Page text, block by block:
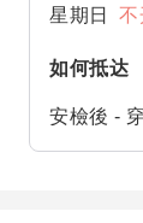
星期日
不
如何抵达
安檢後 -